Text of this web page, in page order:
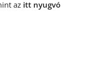
az itt nyugvó